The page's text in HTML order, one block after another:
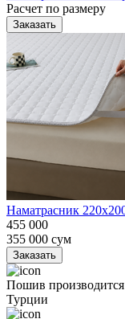
Расчет по размеру
Заказать
Наматрасник
455 000
355 000 сум
Заказать
Пошив
Турции